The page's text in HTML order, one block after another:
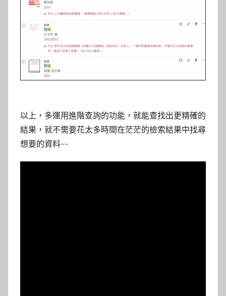
以上，多運用進階查詢的功能，就能查找出更精確的
結果，就不需要花太多時間在茫茫的檢索結果中找尋
想要的資料~~